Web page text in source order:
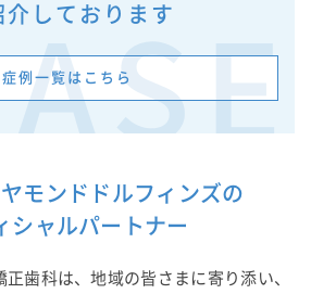
介しております
症例一覧はこちら
モンドドルフィンズの
シャルパートナー
歯科は、地域の皆さまに寄り添い、